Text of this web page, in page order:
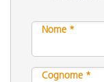
Nome *
Cognome *